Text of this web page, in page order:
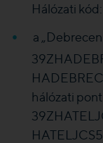
Hálózati
a
hálózati